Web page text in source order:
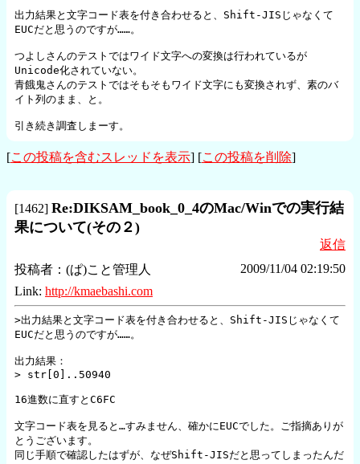
出力結果と文字コード表を付き合わせると、Shift-JISじゃなくて
EUCだと思うのですが……。
つよしさんのテストではワイド文字への変換は行われているが
Unicode化されていない。
青餓鬼さんのテストではそもそもワイド文字にも変換されず、素のバ
イト列のまま、と。
引き続き調査しまーす。
[この投稿を含むスレッドを表示] [この投稿を削除]
[1462] Re:DIKSAM_book_0_4のMac/Winでの実行結
果について(その２)
返信
投稿者： (ぱ)こと管理人
2009/11/04 02:19:50
Link: http://kmaebashi.com
>出力結果と文字コード表を付き合わせると、Shift-JISじゃなくて
EUCだと思うのですが……。
出力結果：
> str[0]..50940
16進数に直すとC6FC
文字コード表を見ると…すみません、確かにEUCでした。ご指摘ありが
とうございます。
同じ手順で確認したはずが、なぜShift-JISだと思ってしまったんだ